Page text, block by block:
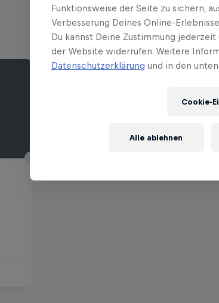
Funktionsweise der Seite zu sichern,
Verbesserung Deines Online-
Du kannst Deine Zustimmung
der Website widerrufen. Weitere
Datenschutzerklärung und in den
Cookie-
Alle ablehnen